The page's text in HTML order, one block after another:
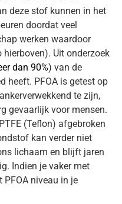
deze stof kunnen in het
doordat veel
werken waardoor
Uit onderzoek
dan 90%) van de
heeft. PFOA is getest op
te zijn,
gevaarlijk voor mensen.
(Teflon) afgebroken
kan verder niet
lichaam en blijft jaren
Indien je vaker met
niveau in je